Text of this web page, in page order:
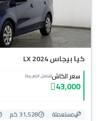
كيا بيجاس LX 2024
سعر الكاش(شامل الضريبة)
43,000
مستعملة 31,528 كم